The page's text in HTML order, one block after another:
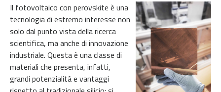
Il fotovoltaico con perovskite è una
tecnologia di estremo interesse non
solo dal punto vista della ricerca
scientifica, ma anche di innovazione
industriale. Questa è una classe di
materiali che presenta, infatti,
grandi potenzialità e vantaggi